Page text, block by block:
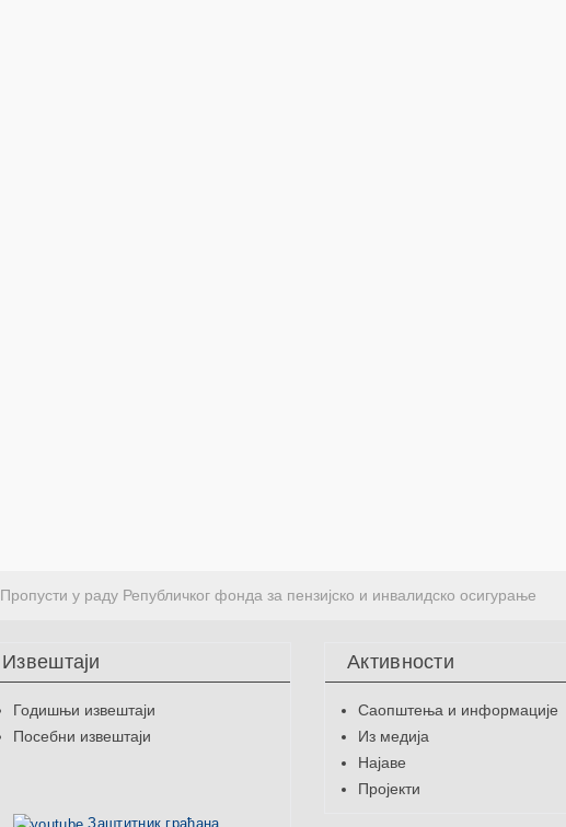
Пропусти у раду Републичког фонда за пензијско и инвалидско осигурање
Извештаји
Годишњи извештаји
Посебни извештаји
Заштитник грађана
Активности
Саопштења и информације
Из медија
Најаве
Пројекти